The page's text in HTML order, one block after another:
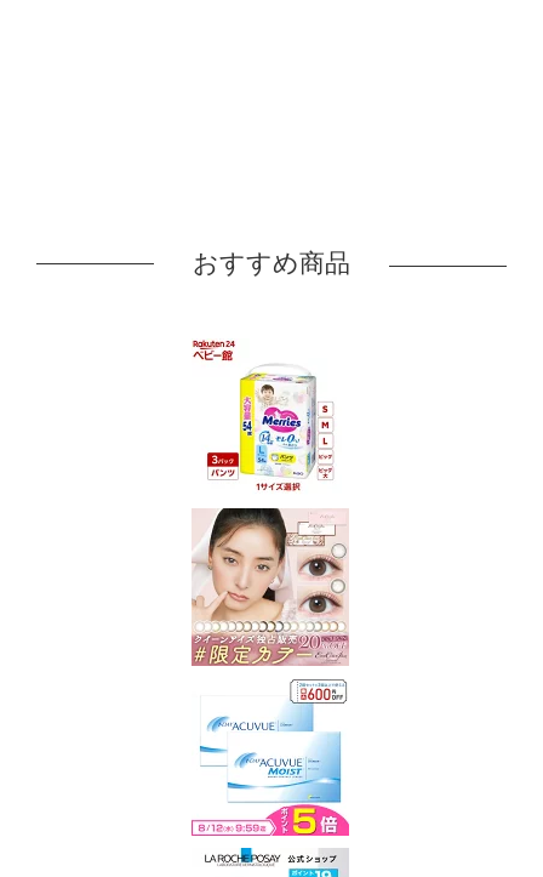
おすすめ商品